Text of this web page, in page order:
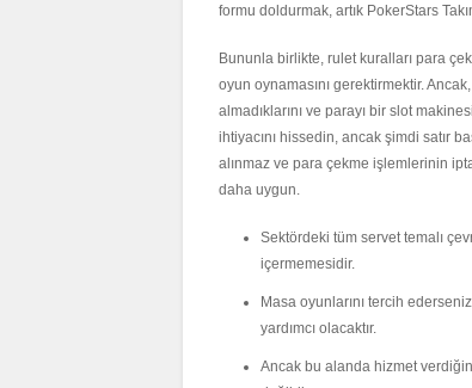
formu doldurmak, artık PokerStars
Bununla birlikte, rulet kuralları para
oyun oynamasını gerektirmektir.
almadıklarını ve parayı bir slot
ihtiyacını hissedin, ancak şimdi satır
alınmaz ve para çekme işlemlerinin
daha uygun.
Sektördeki tüm servet temalı
içermemesidir.
Masa oyunlarını tercih
yardımcı olacaktır.
Ancak bu alanda hizmet